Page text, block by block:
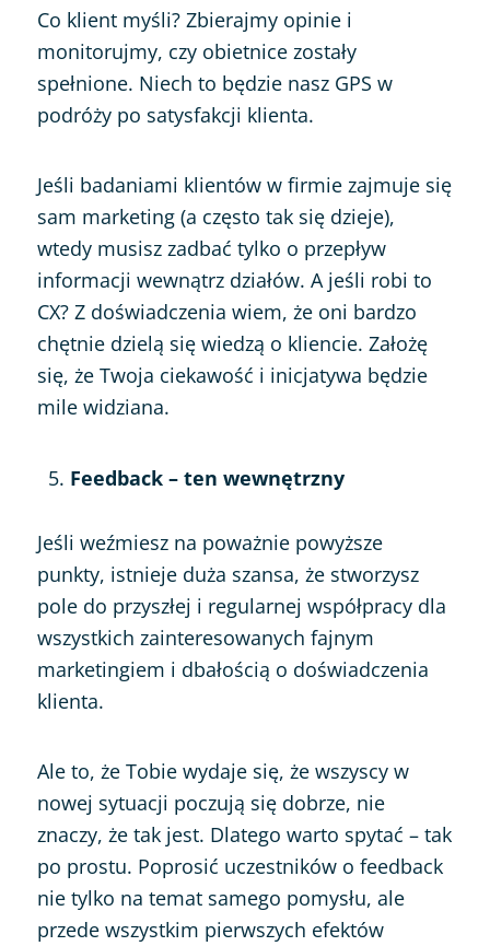
Co klient myśli? Zbierajmy opinie i
monitorujmy, czy obietnice zostały
spełnione. Niech to będzie nasz GPS w
podróży po satysfakcji klienta.
Jeśli badaniami klientów w firmie zajmuje się
sam marketing (a często tak się dzieje),
wtedy musisz zadbać tylko o przepływ
informacji wewnątrz działów. A jeśli robi to
CX? Z doświadczenia wiem, że oni bardzo
chętnie dzielą się wiedzą o kliencie. Założę
się, że Twoja ciekawość i inicjatywa będzie
mile widziana.
Feedback – ten wewnętrzny
Jeśli weźmiesz na poważnie powyższe
punkty, istnieje duża szansa, że stworzysz
pole do przyszłej i regularnej współpracy dla
wszystkich zainteresowanych fajnym
marketingiem i dbałością o doświadczenia
klienta.
Ale to, że Tobie wydaje się, że wszyscy w
nowej sytuacji poczują się dobrze, nie
znaczy, że tak jest. Dlatego warto spytać – tak
po prostu. Poprosić uczestników o feedback
nie tylko na temat samego pomysłu, ale
przede wszystkim pierwszych efektów